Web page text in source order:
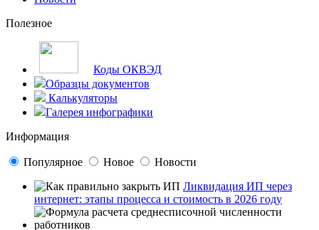
Полезное
Коды ОКВЭД
Образцы документов
Калькуляторы
Галерея инфографики
Информация
Популярное Новое
Новости
Ликвидация ИП через
интернет: этапы процесса и стоимость в 2026 году